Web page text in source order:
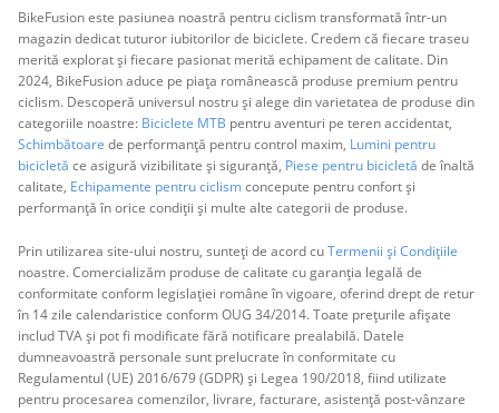
BikeFusion este pasiunea noastră pentru ciclism transformată într-un
magazin dedicat tuturor iubitorilor de biciclete. Credem că fiecare traseu
merită explorat și fiecare pasionat merită echipament de calitate. Din
2024, BikeFusion aduce pe piața românească produse premium pentru
ciclism. Descoperă universul nostru și alege din varietatea de produse din
categoriile noastre: Biciclete MTB pentru aventuri pe teren accidentat,
Schimbătoare de performanță pentru control maxim, Lumini pentru
bicicletă ce asigură vizibilitate și siguranță, Piese pentru bicicletă de înaltă
calitate, Echipamente pentru ciclismconcepute pentru confort și
performanță în orice condiții și multe alte categorii de produse.
Prin utilizarea site-ului nostru, sunteți de acord cuTermenii și Condițiile
noastre. Comercializăm produse de calitate cu garanția legală de
conformitate conform legislației române în vigoare, oferind drept de retur
în 14 zile calendaristice conform OUG 34/2014. Toate prețurile afișate
includ TVA și pot fi modificate fără notificare prealabilă. Datele
dumneavoastră personale sunt prelucrate în conformitate cu
Regulamentul (UE) 2016/679 (GDPR) și Legea 190/2018, fiind utilizate
pentru procesarea comenzilor, livrare, facturare, asistență post-vânzare